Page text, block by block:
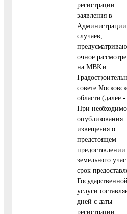
регистрации
заявления в
случаев,
очное
на МВК и
совете
области (далее -
При
опубликования
извещения о
предстоящем
предоставлении
земельного
срок
Государственной
услуги
дней с даты
регистрации